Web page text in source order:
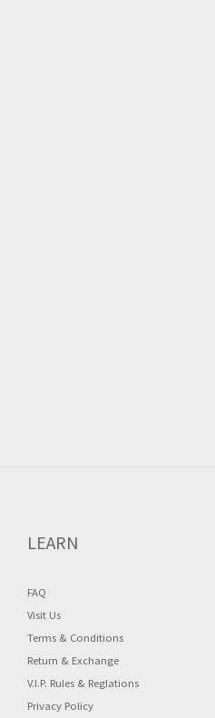
LEARN
FAQ
Visit Us
Terms & Conditions
Return & Exchange
V.I.P. Rules & Reglations
Privacy Policy